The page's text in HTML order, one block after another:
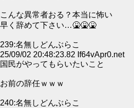
こんな異常者おる？本当に怖い
早く辞めて下さい…🤮🤮🤮
239:名無しどんぶらこ
25/09/02 20:48:23.82 If64vApr0.net
国民がやってもらいたいこと
お前の辞任ｗｗｗ
240:名無しどんぶらこ